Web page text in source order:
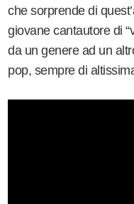
che sorprende di
giovane cantautore di
da un genere ad un
pop, sempre di